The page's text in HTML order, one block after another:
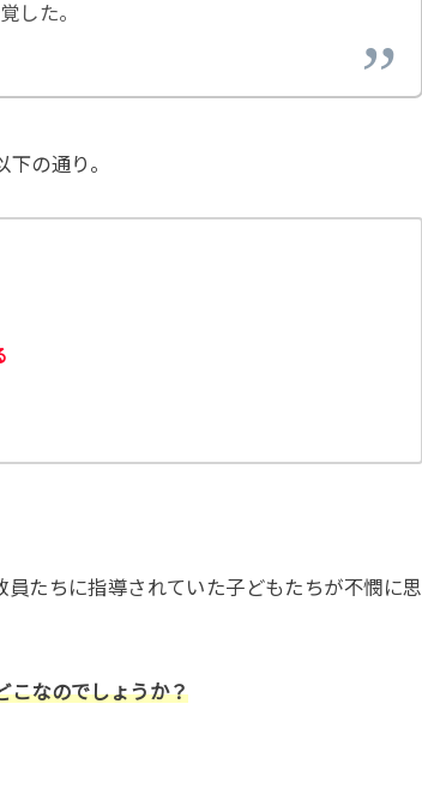
した。
の通り。
たちに指導されていた子どもたちが不憫に思
こなのでしょうか？